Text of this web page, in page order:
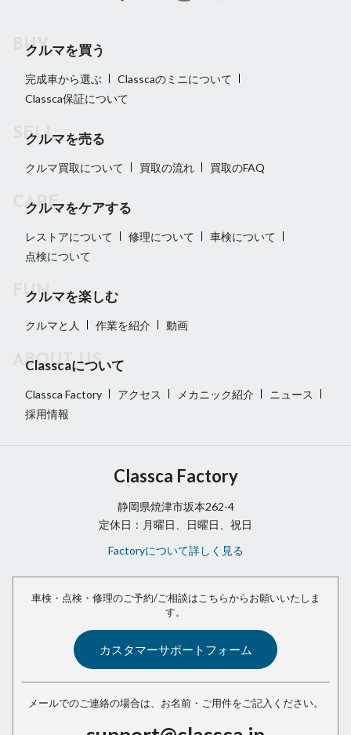
クルマを買う
完成車から選ぶ
Classcaのミニについて
Classca保証について
クルマを売る
クルマ買取について 買取の流れ 買取のFAQ
クルマをケアする
レストアについて 修理について
車検について
点検について
クルマを楽しむ
クルマと人 作業を紹介 動画
Classcaについて
Classca Factory アクセス メカニック紹介
ニュース
採用情報
Classca Factory
静岡県焼津市坂本262-4
定休日：月曜日、日曜日、祝日
Factoryについて詳しく見る
車検・点検・修理のご予約/ご相談は こちらからお願いいたしま
す。
カスタマーサポートフォーム
メールでのご連絡の場合は、 お名前・ご用件をご記入ください。